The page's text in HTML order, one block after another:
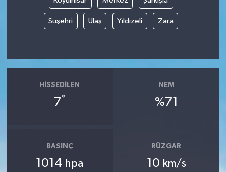
Suşehri Ulaş Yıldızeli Zara
HISSEDILEN
7°
NEM
%71
BASINÇ
1014 hpa
RÜZGAR
10 km/s